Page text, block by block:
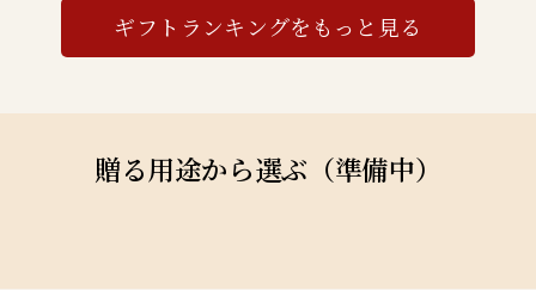
ギフトランキングをもっと見る
贈る用途から選ぶ（準備中）